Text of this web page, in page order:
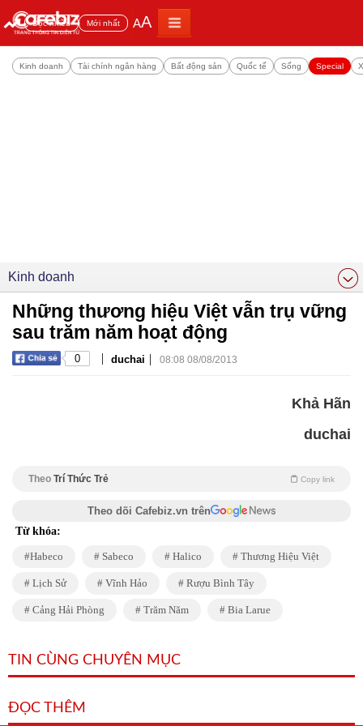
Đọc nhiều Mới nhất AA
Kinh doanh Tài chính ngân hàng Bất động sản Quốc tế Sống Special
Kinh doanh
Những thương hiệu Việt vẫn trụ vững
sau trăm năm hoạt động
0 | duchai | 08:08 08/08/2013
Khả Hãn
duchai
Theo Trí Thức Trẻ Copy link
Theo dõi Cafebiz.vn trên
Từ khóa:
Habeco Sabeco Halico Thương Hiệu Việt
Lịch Sử Vĩnh Hảo Rượu Bình Tây
Cảng Hải Phòng Trăm Năm Bia Larue
TIN CÙNG CHUYÊN MỤC
ĐỌC THÊM